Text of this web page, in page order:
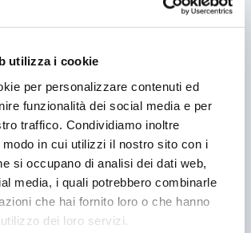
utilizza i cookie
per personalizzare contenuti ed
funzionalità dei social media e per
traffico. Condividiamo inoltre
in cui utilizzi il nostro sito con i
si occupano di analisi dei dati web,
media, i quali potrebbero combinarle
che hai fornito loro o che hanno
dei loro servizi.
ALLE FINESTRE CONTRO IL